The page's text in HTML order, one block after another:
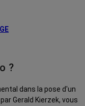
?
dans la pose d'un
Gerald Kierzek, vous